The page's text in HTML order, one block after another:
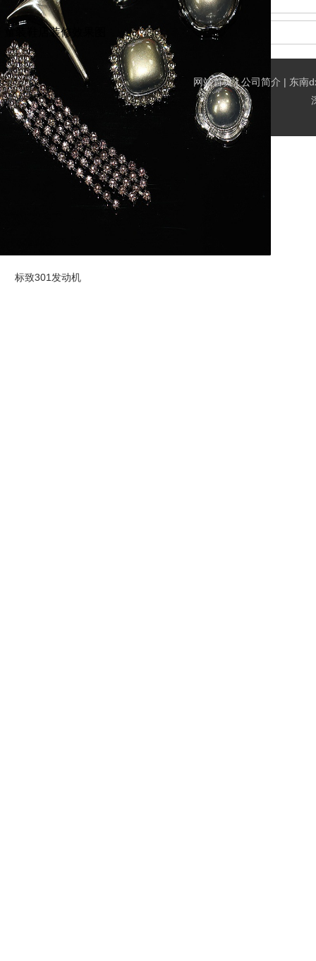
标致301发动机
童装鞋店装修效果图
网站首页|公司简介 | 东南